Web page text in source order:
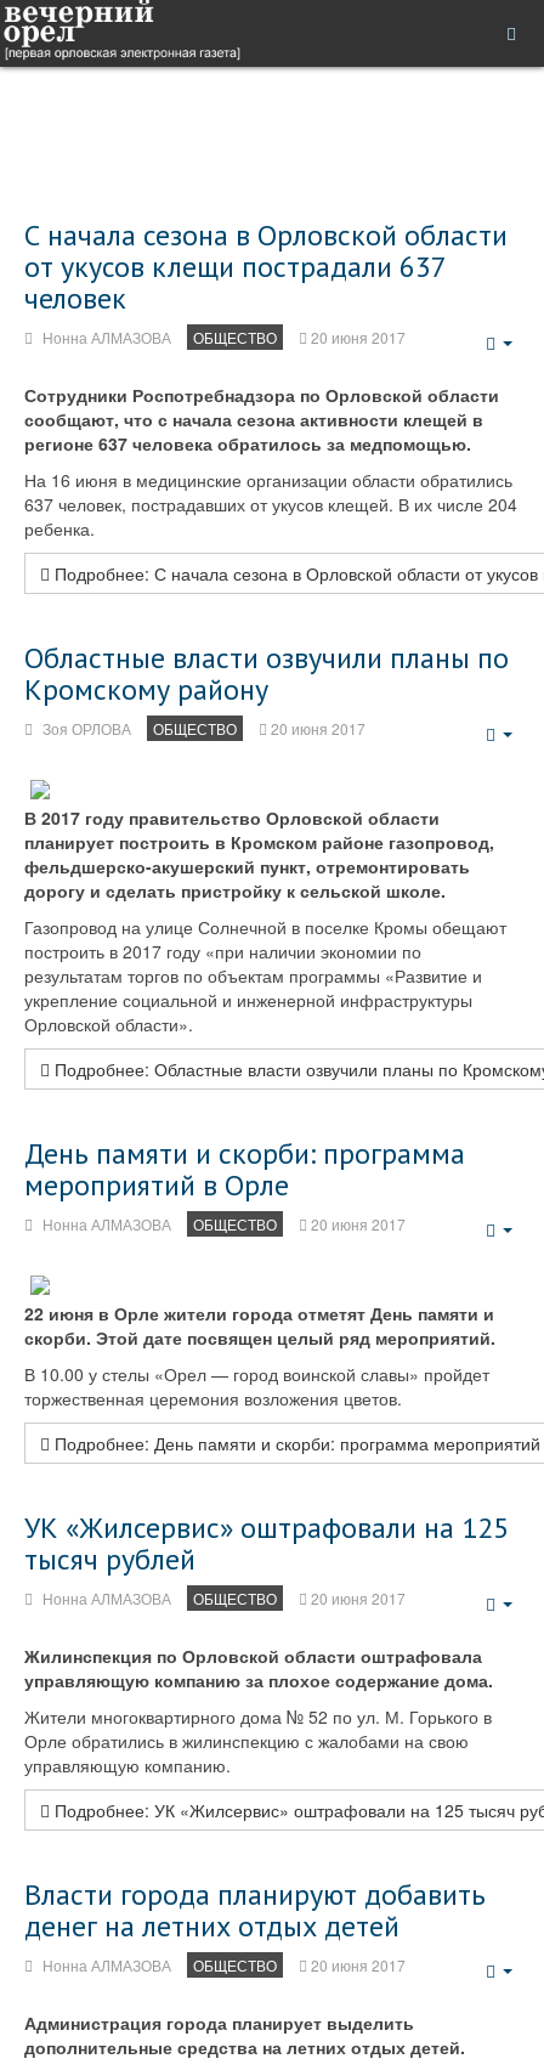
С начала сезона в Орловской области
от укусов клещи пострадали 637
человек
Нонна АЛМАЗОВА ОБЩЕСТВО 20 июня 2017
Сотрудники Роспотребнадзора по Орловской области
сообщают, что с начала сезона активности клещей в
регионе 637 человека обратилось за медпомощью.
На 16 июня в медицинские организации области обратились
637 человек, пострадавших от укусов клещей. В их числе 204
ребенка.
Подробнее: С начала сезона в Орловской области от
Областные власти озвучили планы по
Кромскому району
Зоя ОРЛОВА ОБЩЕСТВО 20 июня 2017
В 2017 году правительство Орловской области
планирует построить в Кромском районе газопровод,
фельдшерско-акушерский пункт, отремонтировать
дорогу и сделать пристройку к сельской школе.
Газопровод на улице Солнечной в поселке Кромы обещают
построить в 2017 году «при наличии экономии по
результатам торгов по объектам программы «Развитие и
укрепление социальной и инженерной инфраструктуры
Орловской области».
Подробнее: Областные власти озвучили планы по
День памяти и скорби: программа
мероприятий в Орле
Нонна АЛМАЗОВА ОБЩЕСТВО 20 июня 2017
22 июня в Орле жители города отметят День памяти и
скорби. Этой дате посвящен целый ряд мероприятий.
В 10.00 у стелы «Орел — город воинской славы» пройдет
торжественная церемония возложения цветов.
Подробнее: День памяти и скорби: программа
УК «Жилсервис» оштрафовали на 125
тысяч рублей
Нонна АЛМАЗОВА ОБЩЕСТВО 20 июня 2017
Жилинспекция по Орловской области оштрафовала
управляющую компанию за плохое содержание дома.
Жители многоквартирного дома № 52 по ул. М. Горького в
Орле обратились в жилинспекцию с жалобами на свою
управляющую компанию.
Подробнее: УК «Жилсервис» оштрафовали на 125 тысяч
Власти города планируют добавить
денег на летних отдых детей
Нонна АЛМАЗОВА ОБЩЕСТВО 20 июня 2017
Администрация города планирует выделить
дополнительные средства на летних отдых детей.